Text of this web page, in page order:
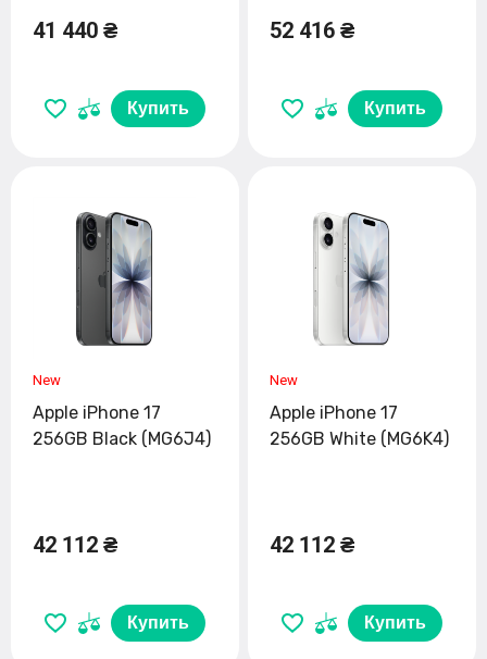
41 440 ₴
Купить
52 416 ₴
Купить
Apple iPhone 17
256GB Black (MG6J4)
42 112 ₴
Купить
Apple iPhone 17
256GB White (MG6K4)
42 112 ₴
Купить